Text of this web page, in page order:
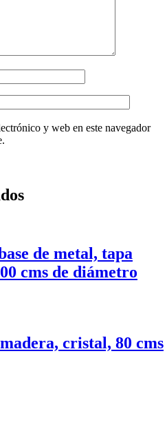
y web en este navegador
de metal, tapa
cms de diámetro
cristal, 80 cms